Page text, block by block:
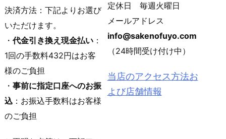
決済方法：下記よりお選び
いただけます。
・ 代金引き換え現金払い ：
1回の手数料432円はお客
様のご負担
・ 事前に指定口座へのお振
込 ：お振込手数料はお客様
のご負担
定休日 毎週火曜日
メールアドレス
info@sakenofuyo.com
（24時間受け付け中）
当店のアクセス方法お
よび店舗情報